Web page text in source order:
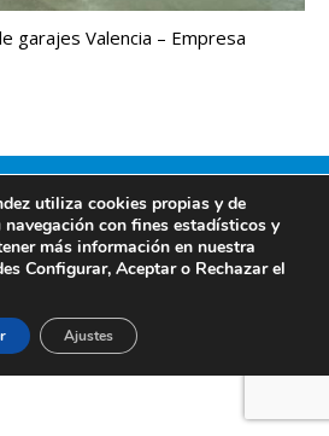
garajes Valencia – Empresa
Información legal
utiliza cookies propias y de
con fines estadísticos y
más información en nuestra
Configurar, Aceptar o Rechazar el
Ajustes